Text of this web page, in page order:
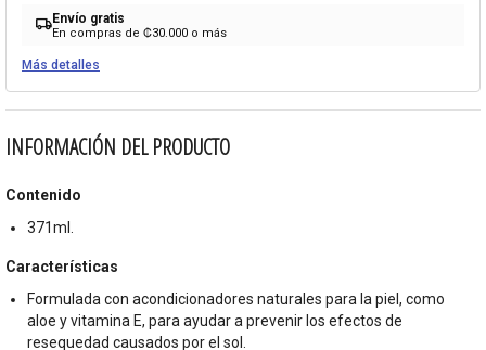
local_shippingEnvío gratis
En compras de ₡30.000 o más
Más detalles
INFORMACIÓN DEL PRODUCTO
Contenido
371ml.
Características
Formulada con acondicionadores naturales para la piel, como
aloe y vitamina E, para ayudar a prevenir los efectos de
resequedad causados por el sol.